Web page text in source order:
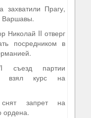
Прагу,
Варшавы.
Николай II отверг
посредником в
партии
взял курс на
запрет на
ордена.